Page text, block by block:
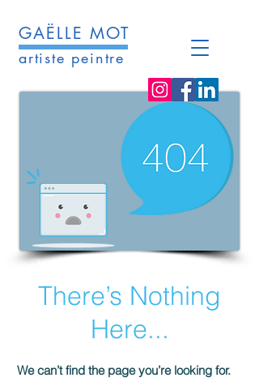
GAËLLE MOT
artiste peintre
There’s Nothing
Here...
We can’t find the page you’re looking for.